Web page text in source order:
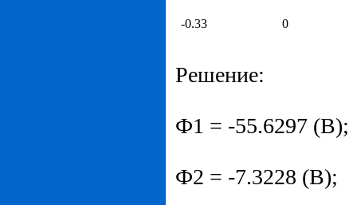
-0.33 0
Решение:
Ф1 = -55.6297 (В);
Ф2 = -7.3228 (В);